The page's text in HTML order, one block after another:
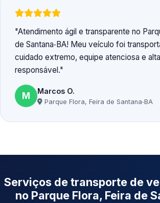
Atendimento ágil e transparente no
de Santana‑BA! Meu veículo foi
cuidado extremo, equipe atenciosa e
responsável.
M Marcos O.
Parque Flora, Feira de Santana‑BA
Serviços de transporte de
no Parque Flora, Feira de